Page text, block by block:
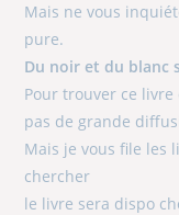
Mais ne vous
pure.
Du noir et du blanc
Pour trouver ce
pas de grande
Mais je vous file les
chercher
le livre sera dispo